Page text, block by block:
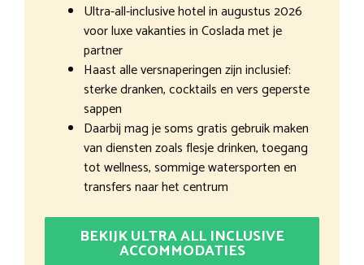
Ultra-all-inclusive hotel in augustus 2026
voor luxe vakanties in Coslada met je
partner
Haast alle versnaperingen zijn inclusief:
sterke dranken, cocktails en vers geperste
sappen
Daarbij mag je soms gratis gebruik maken
van diensten zoals flesje drinken, toegang
tot wellness, sommige watersporten en
transfers naar het centrum
BEKIJK ULTRA ALL INCLUSIVE
ACCOMMODATIES